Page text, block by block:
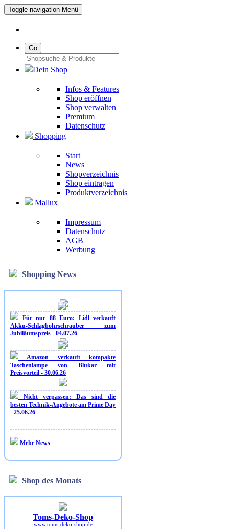
Toggle navigation Menü
Go
Dein Shop
Infos & Features
Shop eröffnen
Shop verwalten
Premium
Datenschutz
Shopping
Start
News
Shopverzeichnis
Shop eintragen
Produktverzeichnis
Mallux
Impressum
Datenschutz
AGB
Werbung
Shopping News
Für nur 88 Euro: Lidl verkauft
Akku-Schlagbohrschrauber zum
Jubiläumspreis - 04.07.26
Amazon verkauft kompakte
Taschenlampe von Blukar mit
Preisvorteil - 30.06.26
Nicht verpassen: Das sind die
besten Technik-Angebote am Prime Day
- 25.06.26
Mehr News
Shop des Monats
Toms-Deko-Shop
www.toms-deko-shop.de